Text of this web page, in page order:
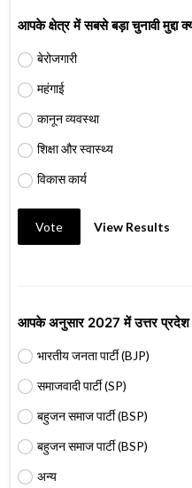
आपके क्षेत्र में सबसे बड़ा चुनावी मुद्दा
बेरोजगारी
महंगाई
कानून व्यवस्था
शिक्षा और स्वास्थ्य
विकास कार्य
Vote View Results
आपके अनुसार 2027 में उत्तर प्रदेश
भारतीय जनता पार्टी (BJP)
समाजवादी पार्टी (SP)
बहुजन समाज पार्टी (BSP)
बहुजन समाज पार्टी (BSP)
अन्य